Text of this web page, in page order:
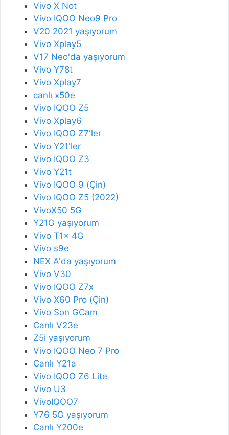
Vivo X Not
Vivo IQOO Neo9 Pro
V20 2021 yaşıyorum
Vivo Xplay5
V17 Neo'da yaşıyorum
Vivo Y78t
Vivo Xplay7
canlı x50e
Vivo IQOO Z5
Vivo Xplay6
Vivo IQOO Z7'ler
Vivo Y21'ler
Vivo IQOO Z3
Vivo Y21t
Vivo IQOO 9 (Çin)
Vivo IQOO Z5 (2022)
VivoX50 5G
Y21G yaşıyorum
Vivo T1x 4G
Vivo s9e
NEX A'da yaşıyorum
Vivo V30
Vivo IQOO Z7x
Vivo X60 Pro (Çin)
Vivo Son GCam
Canlı V23e
Z5i yaşıyorum
Vivo IQOO Neo 7 Pro
Canlı Y21a
Vivo IQOO Z6 Lite
Vivo U3
VivoIQOO7
Y76 5G yaşıyorum
Canlı Y200e